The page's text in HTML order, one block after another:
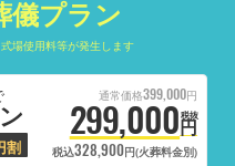
儀プラン
場使用料等が発生します
割
通常価格399,000円
299,000円
税抜
税込328,900円(火葬料金別)